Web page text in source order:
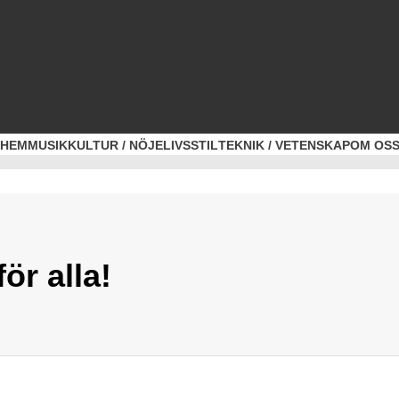
HEMMUSIKKULTUR / NÖJELIVSSTILTEKNIK / VETENSKAPOM OSS
alla!